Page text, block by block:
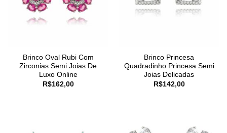
Brinco Oval Rubi Com
Zirconias Semi Joias De
Luxo Online
R$162,00
Brinco Princesa
Quadradinho Princesa Semi
Joias Delicadas
R$142,00